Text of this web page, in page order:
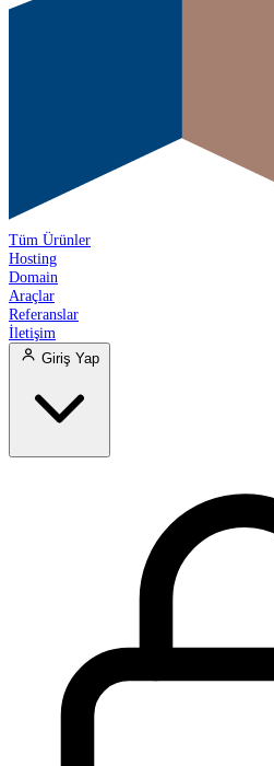
Tüm Ürünler
Hosting
Domain
Araçlar
Referanslar
İletişim
Giriş Yap